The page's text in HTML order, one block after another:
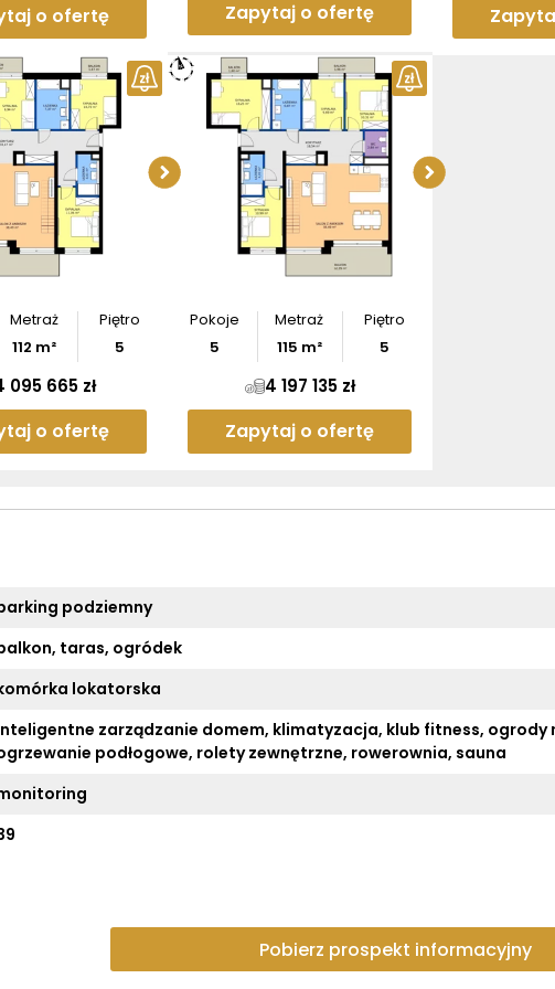
o ofertę Zapytaj o ofertę
Sprawdź wymiary
apartamentu
Pobierz
rzut
Metraż
112 m²
Piętro
5
095 665 zł
o ofertę
Pokoje
5
Metraż
115 m²
Piętro
5
4 197 135 zł
Zapytaj o ofertę
podziemny
taras, ogródek
lokatorska
zarządzanie domem, klimatyzacja, klub fitness, ogrody
podłogowe, rolety zewnętrzne, rowerownia, sauna
Pobierz prospekt informacyjny